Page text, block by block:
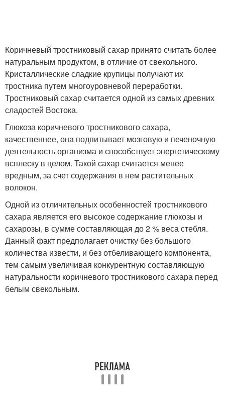
Коричневый тростниковый сахар принято считать более
натуральным продуктом, в отличие от свекольного.
Кристаллические сладкие крупицы получают их
тростника путем многоуровневой переработки.
Тростниковый сахар считается одной из самых древних
сладостей Востока.
Глюкоза коричневого тростникового сахара,
качественнее, она подпитывает мозговую и печеночную
деятельность организма и способствует энергетическому
всплеску в целом. Такой сахар считается менее
вредным, за счет содержания в нем растительных
волокон.
Одной из отличительных особенностей тростникового
сахара является его высокое содержание глюкозы и
сахарозы, в сумме составляющая до 2 % веса стебля.
Данный факт предполагает очистку без большого
количества извести, и без отбеливающего компонента,
тем самым увеличивая конкурентную составляющую
натуральности коричневого тростникового сахара перед
белым свекольным.